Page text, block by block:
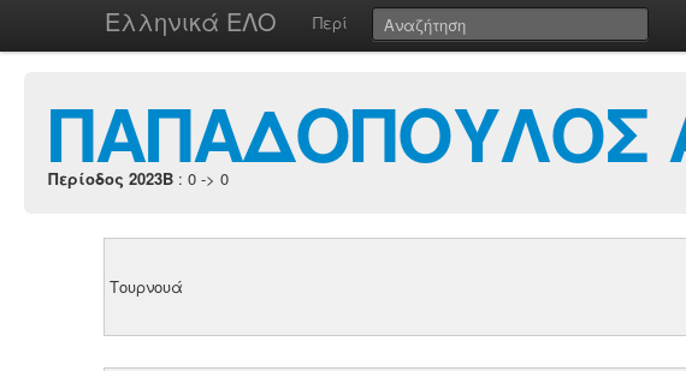
Ελληνικά ΕΛΟ Περί
ΠΑΠΑΔΟΠΟΥΛΟΣ
Περίοδος 2023B : 0 -> 0
Τουρνουά